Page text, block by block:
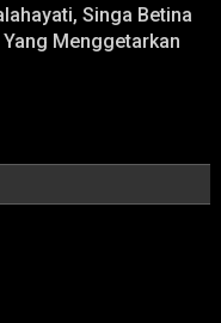
Singa Betina
Menggetarkan